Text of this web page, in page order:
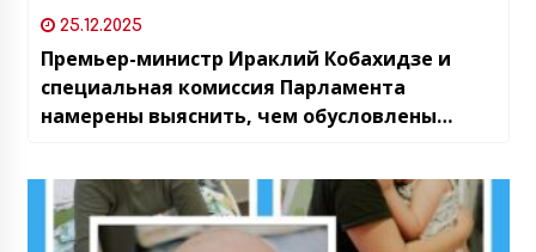
25.12.2025
Премьер-министр Ираклий Кобахидзе и
специальная комиссия Парламента
намерены выяснить, чем обусловлены